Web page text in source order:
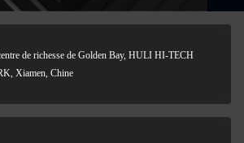
de richesse de Golden Bay, HULI HI-TECH
Xiamen, Chine